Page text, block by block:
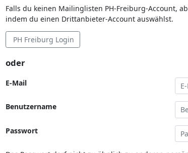
Falls du keinen Mailinglisten PH-Freiburg-Account,
indem du einen Drittanbieter-Account auswählst.
PH Freiburg Login
oder
E-Mail
Benutzername
Passwort